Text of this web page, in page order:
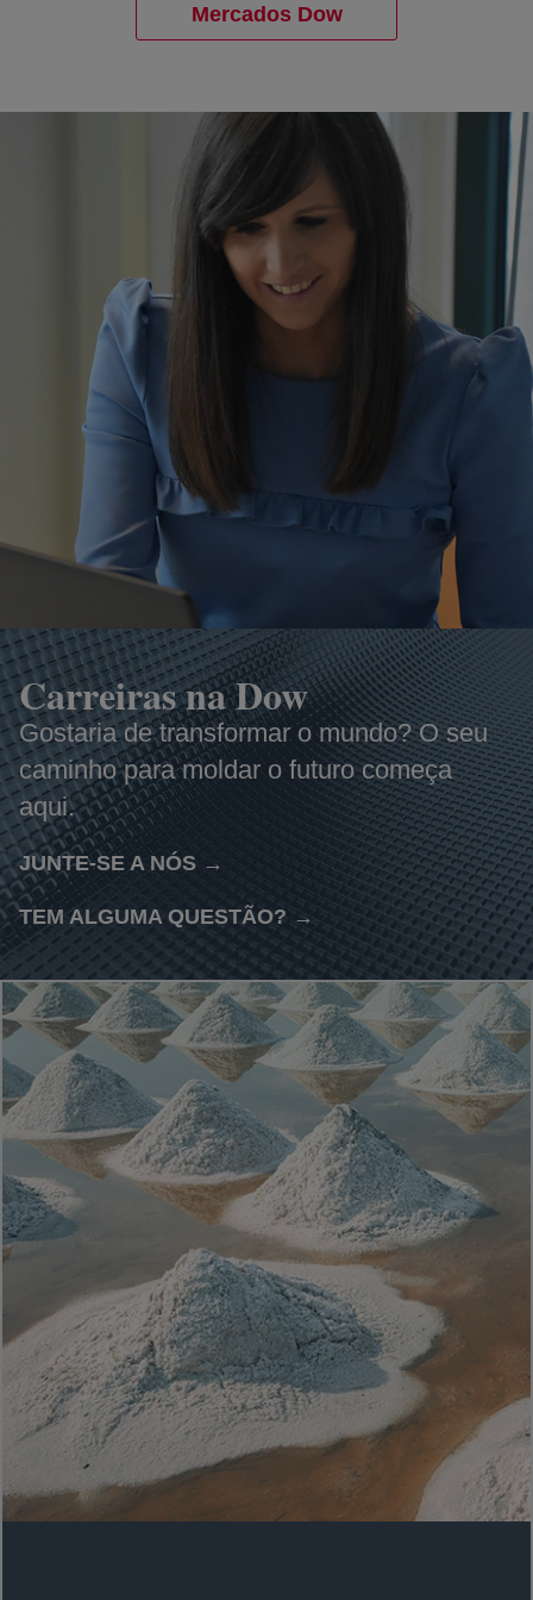
Mercados Dow
Carreiras na Dow
Gostaria de transformar o mundo? O seu
caminho para moldar o futuro começa
aqui.
JUNTE-SE A NÓS → opens in a new tab
TEM ALGUMA QUESTÃO? → opens in a new tab